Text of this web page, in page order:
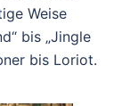
Weise
bis „Jingle
bis Loriot.